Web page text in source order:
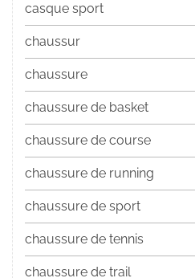
casque sport
chaussur
chaussure
chaussure de basket
chaussure de course
chaussure de running
chaussure de sport
chaussure de tennis
chaussure de trail